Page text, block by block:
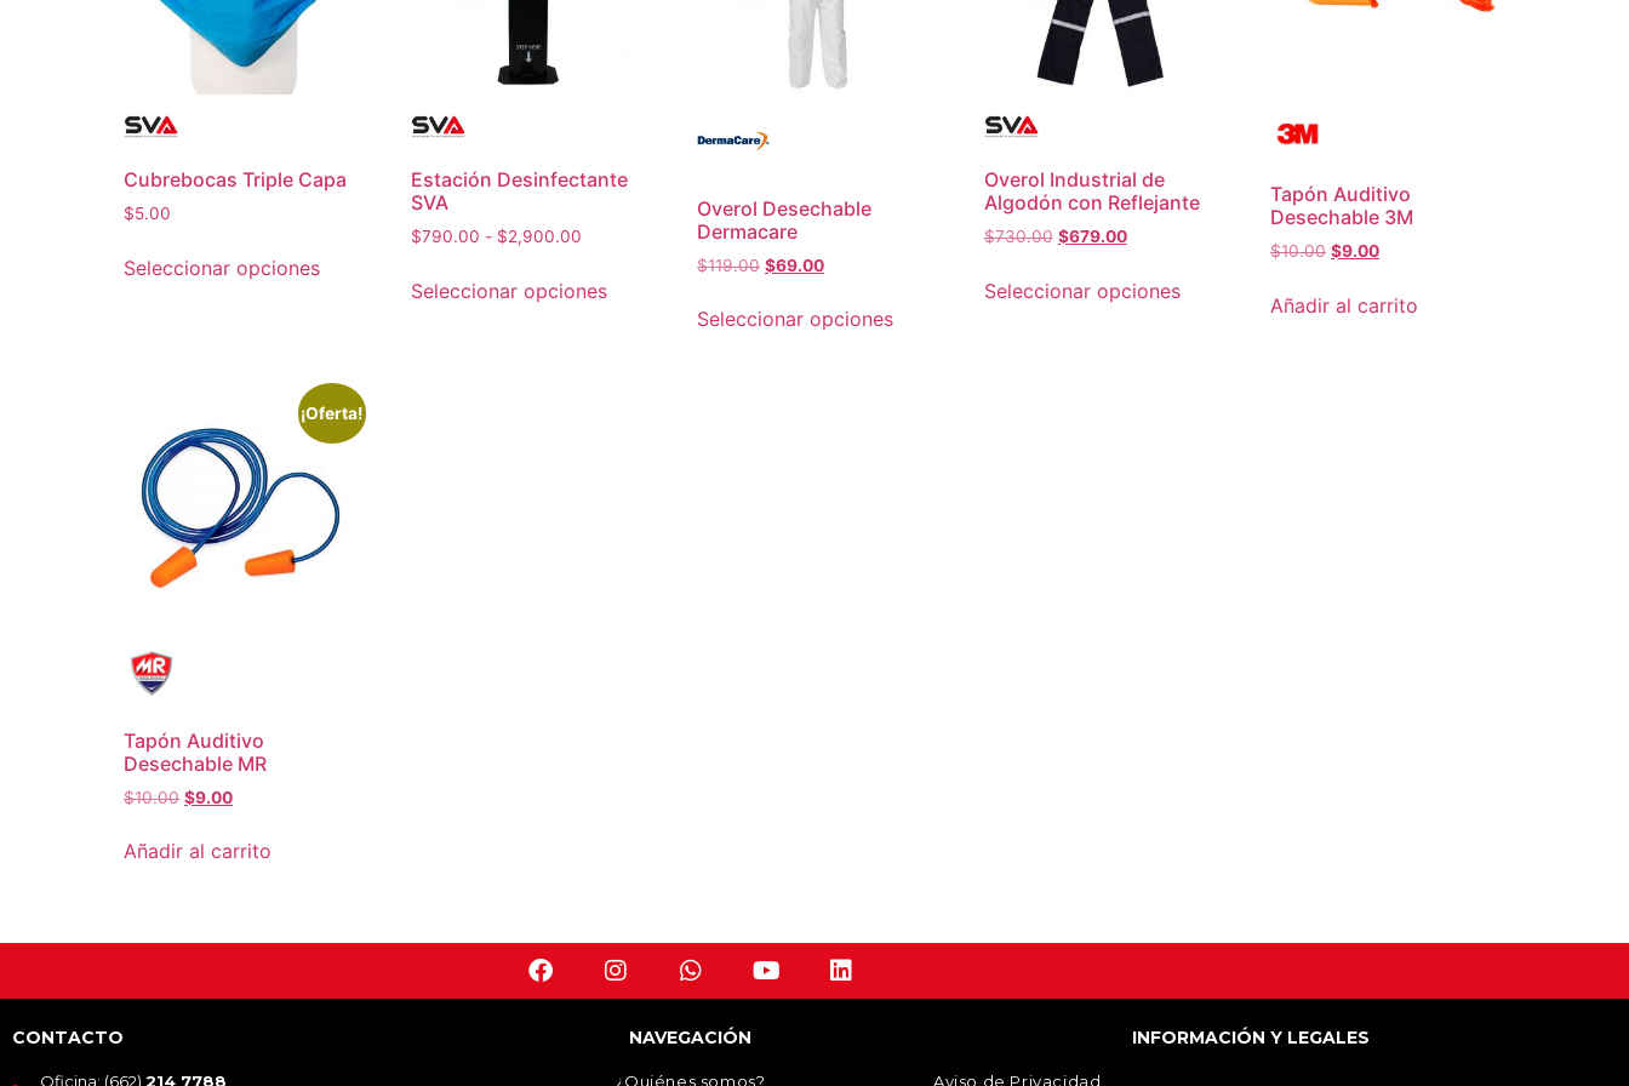
Cubrebocas Triple Capa
$5.00
Seleccionar opciones
Estación Desinfectante
SVA
$790.00 - $2,900.00
Seleccionar opciones
Overol Desechable
Dermacare
$119.00 $69.00
Seleccionar opciones
Overol Industrial de
Algodón con Reflejante
$730.00 $679.00
Seleccionar opciones
Tapón Auditivo
Desechable 3M
$10.00 $9.00
Añadir al carrito
¡Oferta!
Tapón Auditivo
Desechable MR
$10.00 $9.00
Añadir al carrito
CONTACTO
Oficina: (662) 214 7788
NAVEGACIÓN
¿Quiénes somos?
INFORMACIÓN Y LEGALES
Aviso de Privacidad